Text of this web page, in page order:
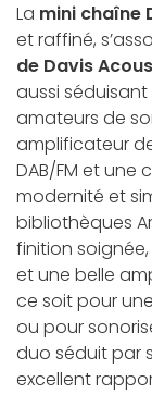
La mini chaîne
et raffiné,
de Davis
aussi
amateurs de
amplificateur
DAB/FM et
modernité et
bibliothèques
finition
et une belle
ce soit pour
ou pour
duo séduit par
excellent